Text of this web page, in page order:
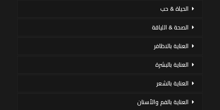
الحياة & حب
الصحة & اللياقة
العناية بالاظافر
العناية بالبشرة
العناية بالشعر
العناية بالفم والأسنان